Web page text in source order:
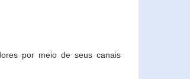
por meio de seus canais